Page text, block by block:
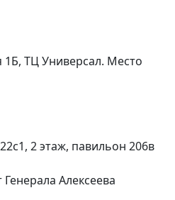
1Б, ТЦ Универсал. Место
2 этаж, павильон 206в
Генерала Алексеева